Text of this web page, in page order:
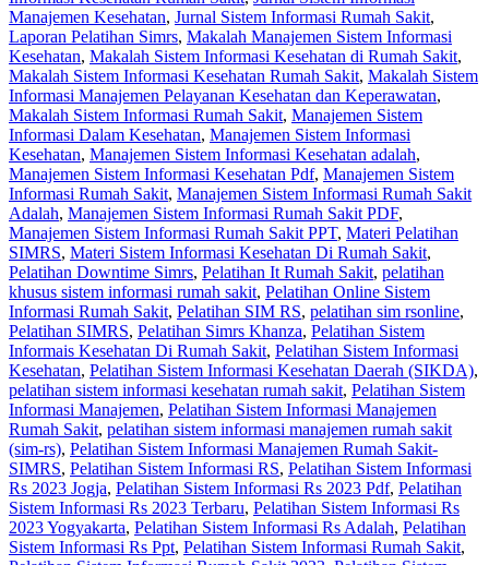
Manajemen Kesehatan, Jurnal Sistem Informasi Rumah Sakit,
Laporan Pelatihan Simrs, Makalah Manajemen Sistem Informasi
Kesehatan, Makalah Sistem Informasi Kesehatan di Rumah Sakit,
Makalah Sistem Informasi Kesehatan Rumah Sakit, Makalah Sistem
Informasi Manajemen Pelayanan Kesehatan dan Keperawatan,
Makalah Sistem Informasi Rumah Sakit, Manajemen Sistem
Informasi Dalam Kesehatan, Manajemen Sistem Informasi
Kesehatan, Manajemen Sistem Informasi Kesehatan adalah,
Manajemen Sistem Informasi Kesehatan Pdf, Manajemen Sistem
Informasi Rumah Sakit, Manajemen Sistem Informasi Rumah Sakit
Adalah, Manajemen Sistem Informasi Rumah Sakit PDF,
Manajemen Sistem Informasi Rumah Sakit PPT, Materi Pelatihan
SIMRS, Materi Sistem Informasi Kesehatan Di Rumah Sakit,
Pelatihan Downtime Simrs, Pelatihan It Rumah Sakit, pelatihan
khusus sistem informasi rumah sakit, Pelatihan Online Sistem
Informasi Rumah Sakit, Pelatihan SIM RS, pelatihan sim rsonline,
Pelatihan SIMRS, Pelatihan Simrs Khanza, Pelatihan Sistem
Informais Kesehatan Di Rumah Sakit, Pelatihan Sistem Informasi
Kesehatan, Pelatihan Sistem Informasi Kesehatan Daerah (SIKDA),
pelatihan sistem informasi kesehatan rumah sakit, Pelatihan Sistem
Informasi Manajemen, Pelatihan Sistem Informasi Manajemen
Rumah Sakit, pelatihan sistem informasi manajemen rumah sakit
(sim-rs), Pelatihan Sistem Informasi Manajemen Rumah Sakit-
SIMRS, Pelatihan Sistem Informasi RS, Pelatihan Sistem Informasi
Rs 2023 Jogja, Pelatihan Sistem Informasi Rs 2023 Pdf, Pelatihan
Sistem Informasi Rs 2023 Terbaru, Pelatihan Sistem Informasi Rs
2023 Yogyakarta, Pelatihan Sistem Informasi Rs Adalah, Pelatihan
Sistem Informasi Rs Ppt, Pelatihan Sistem Informasi Rumah Sakit,